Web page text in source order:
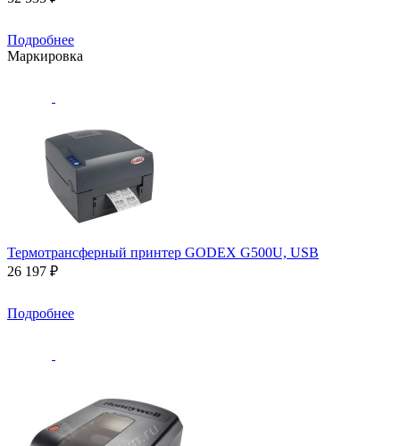
Подробнее
Маркировка
Термотрансферный принтер GODEX G500U, USB
26 197 ₽
Подробнее